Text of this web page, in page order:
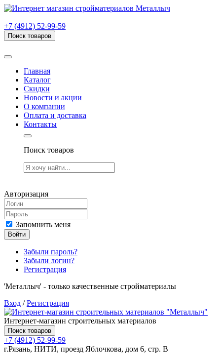
+7 (4912) 52-99-59
Поиск товаров
Главная
Каталог
Скидки
Новости и акции
О компании
Оплата и доставка
Контакты
Поиск товаров
Авторизация
Запомнить меня
Войти
Забыли пароль?
Забыли логин?
Регистрация
'Металлыч' - только качественные стройматериалы
Вход /Регистрация
Интернет-магазин строительных материалов
Поиск товаров
+7 (4912) 52-99-59
г.Рязань, НИТИ, проезд Яблочкова, дом 6, стр. В